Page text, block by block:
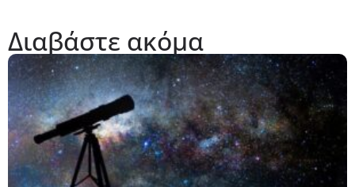
Διαβάστε ακόμα